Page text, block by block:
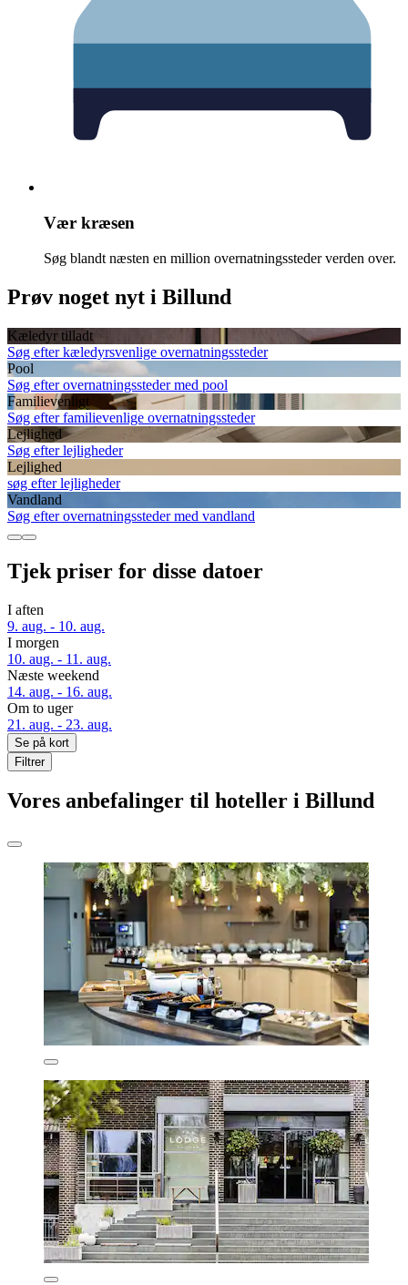
Vær kræsen
Søg blandt næsten en million overnatningssteder verden over.
Prøv noget nyt i Billund
Kæledyr tilladt
Søg efter kæledyrsvenlige overnatningssteder
Pool
Søg efter overnatningssteder med pool
Familievenligt
Søg efter familievenlige overnatningssteder
Lejlighed
Søg efter lejligheder
Lejlighed
søg efter lejligheder
Vandland
Søg efter overnatningssteder med vandland
Tjek priser for disse datoer
I aften
9. aug. - 10. aug.
I morgen
10. aug. - 11. aug.
Næste weekend
14. aug. - 16. aug.
Om to uger
21. aug. - 23. aug.
Se på kort
Filtrer
Vores anbefalinger til hoteller i Billund